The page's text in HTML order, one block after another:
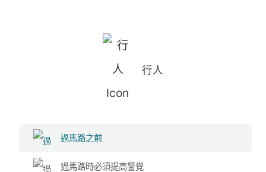
行人
過馬路之前
過馬路時必須提高警覺